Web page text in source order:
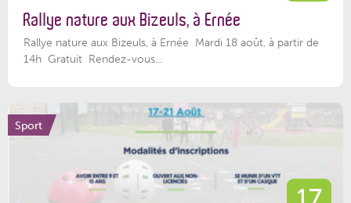
Rallye nature aux Bizeuls, à Ernée
Rallye nature aux Bizeuls, à Ernée Mardi 18 août, à partir de
14h Gratuit Rendez-vous...
Sport